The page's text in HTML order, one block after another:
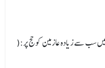
):سعودی عرب کی وزارت حج نے 2025 میں سب سے زیادہ عازمین کو حج پر